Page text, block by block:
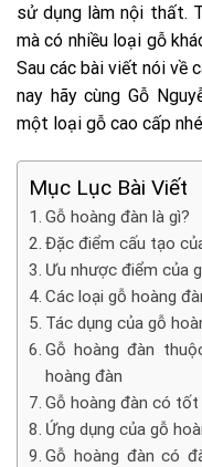
sử dụng làm nội thất.
mà có nhiều loại gỗ
Sau các bài viết nói về
nay hãy cùng Gỗ
một loại gỗ cao cấp
Mục Lục Bài Viết
Gỗ hoàng đàn là gì?
Đặc điểm cấu tạo
Ưu nhược điểm của
Các loại gỗ hoàng
Tác dụng của gỗ
Gỗ hoàng đàn
hoàng đàn
Gỗ hoàng đàn có tốt
Ứng dụng của gỗ
Gỗ hoàng đàn có